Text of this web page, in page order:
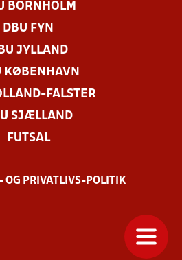
BORNHOLM
DBU FYN
JYLLAND
KØBENHAVN
FALSTER
SJÆLLAND
FUTSAL
OG PRIVATLIVS-POLITIK